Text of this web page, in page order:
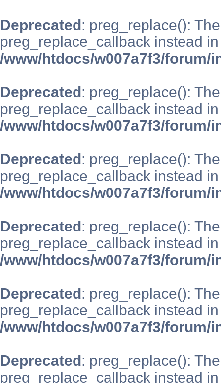
Deprecated: preg_replace():
preg_replace_callback instead in
/www/htdocs/w007a7f3/forum/
Deprecated: preg_replace():
preg_replace_callback instead in
/www/htdocs/w007a7f3/forum/
Deprecated: preg_replace():
preg_replace_callback instead in
/www/htdocs/w007a7f3/forum/
Deprecated: preg_replace():
preg_replace_callback instead in
/www/htdocs/w007a7f3/forum/
Deprecated: preg_replace():
preg_replace_callback instead in
/www/htdocs/w007a7f3/forum/
Deprecated: preg_replace():
preg_replace_callback instead in